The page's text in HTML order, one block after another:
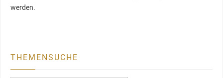
werden.
THEMENSUCHE